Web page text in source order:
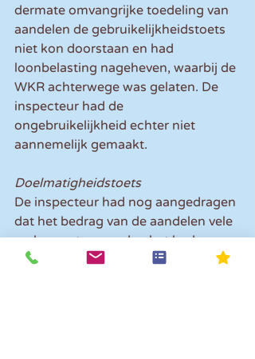
dermate omvangrijke toedeling van
aandelen de gebruikelijkheidstoets
niet kon doorstaan en had
loonbelasting nageheven, waarbij de
WKR achterwege was gelaten. De
inspecteur had de
ongebruikelijkheid echter niet
aannemelijk gemaakt.
Doelmatigheidstoets
De inspecteur had nog aangedragen
dat het bedrag van de aandelen vele
malen groter was dan het bedrag
van de door de fiscus gehanteerde